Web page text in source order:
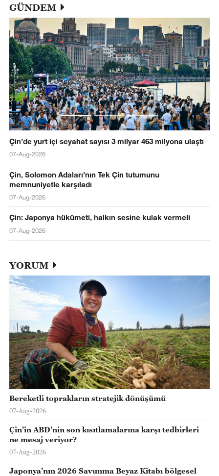
GÜNDEM
Çin’de yurt içi seyahat sayısı 3 milyar 463 milyona ulaştı
07-Aug-2026
Çin, Solomon Adaları’nın Tek Çin tutumunu
memnuniyetle karşıladı
07-Aug-2026
Çin: Japonya hükümeti, halkın sesine kulak vermeli
07-Aug-2026
YORUM
Bereketli toprakların stratejik dönüşümü
07-Aug-2026
Çin’in ABD’nin son kısıtlamalarına karşı tedbirleri
ne mesaj veriyor?
07-Aug-2026
Japonya’nın 2026 Savunma Beyaz Kitabı bölgesel